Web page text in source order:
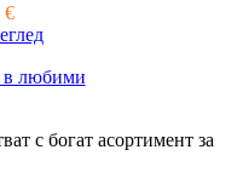
€
в любими
с богат асортимент за